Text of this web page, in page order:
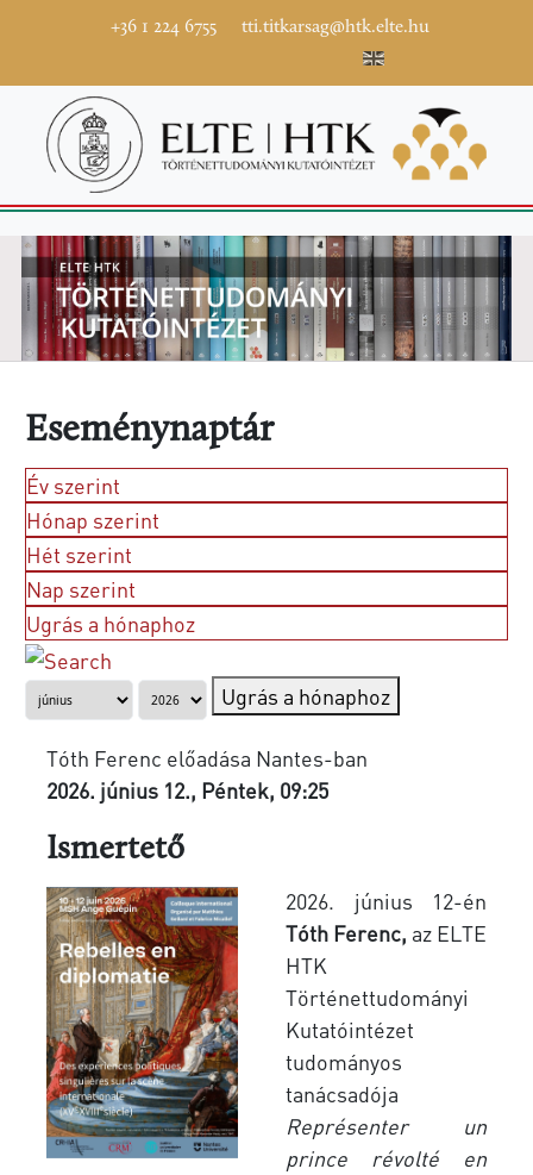
+36 1 224 6755 tti.titkarsag@htk.elte.hu
Eseménynaptár
Év szerint
Hónap szerint
Hét szerint
Nap szerint
Ugrás a hónaphoz
Ugrás a hónaphoz
Tóth Ferenc előadása Nantes-ban
2026. június 12., Péntek, 09:25
Ismertető
2026. június 12-én
Tóth Ferenc, az ELTE
HTK
Történettudományi
Kutatóintézet
tudományos
tanácsadója
Représenter un
prince révolté en